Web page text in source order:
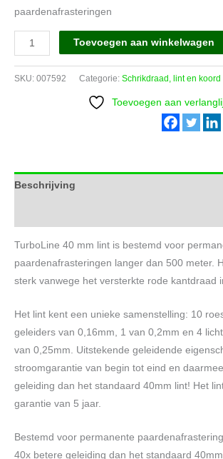
paardenafrasteringen
TurboLine
lint
40
Toevoegen aan winkelwagen
SKU: 007592 Categorie: Schrikdraad, lint en
Toevoegen aan
Beschrijving
TurboLine 40 mm lint is bestemd voor
paardenafrasteringen langer dan 500 meter.
sterk vanwege het versterkte rode kantdraad
Het lint kent een unieke samenstelling: 10
geleiders van 0,16mm, 1 van 0,2mm en 4
van 0,25mm. Uitstekende geleidende
stroomgarantie van begin tot eind en
geleiding dan het standaard 40mm lint! Het
garantie van 5 jaar.
Bestemd voor permanente
40x betere geleiding dan het standaard